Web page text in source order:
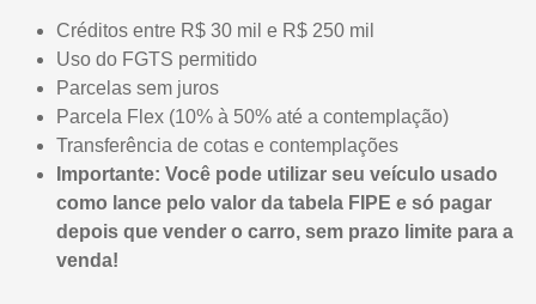
Créditos entre R$ 30 mil e R$ 250 mil
Uso do FGTS permitido
Parcelas sem juros
Parcela Flex (10% à 50% até a contemplação)
Transferência de cotas e contemplações
Importante: Você pode utilizar seu veículo usado
como lance pelo valor da tabela FIPE e só pagar
depois que vender o carro, sem prazo limite para a
venda!